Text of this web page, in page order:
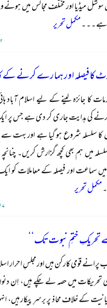
میڈیا اور مختلف مجالس میں
ہے ۔ ۔ ۔ مکمل تحریر
۲ اگست ۲۰۲۵ء
کا فیصلہ اور ہمارے کرنے
کا جائزہ لینے کے لیے اسلام آباد
کی ہدایت جاری کر دی ہے جس پر
کا سلسلہ شروع ہو گیا ہے اور بہت
میں ہم بھی کچھ گزارش کریں۔
میں سماعت اور فیصلہ کے معاملات کو
مکمل تحریر
۱۷ جولائی ۲۰۲۵ء
تحریکِ ختمِ نبوت تک‘‘
قومی کارکن ہیں اور مجلسِ احرار
تحریکات میں حصہ لے چکے ہیں، اِن
کے خلاف محاذ پر برسرِ پیکار